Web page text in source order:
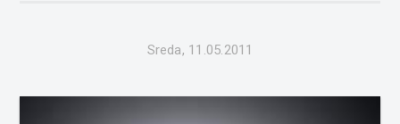
Sreda, 11.05.2011